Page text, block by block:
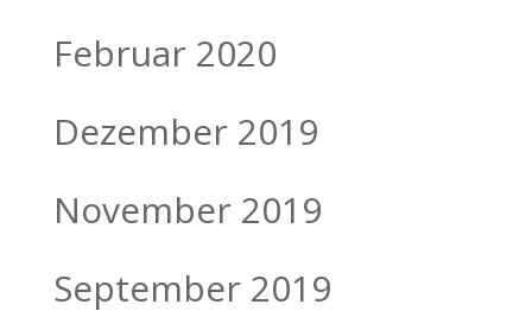
Februar 2020
Dezember 2019
November 2019
September 2019